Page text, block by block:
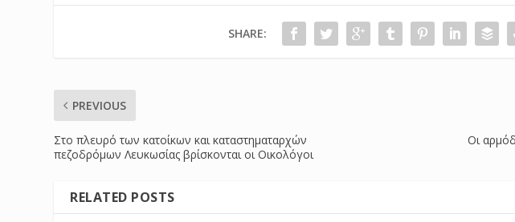
SHARE:
PREVIOUS
Στο πλευρό των κατοίκων και καταστηματαρχών
πεζοδρόμων Λευκωσίας βρίσκονται οι Οικολόγοι
Οι
RELATED POSTS